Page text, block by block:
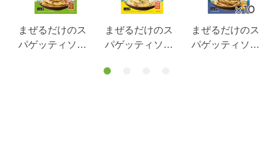
まぜるだけのス
パゲッティソー
まぜるだけのス
パゲッティソー
味 瀬戸内レモ
まぜるだけのス
パゲッティソー